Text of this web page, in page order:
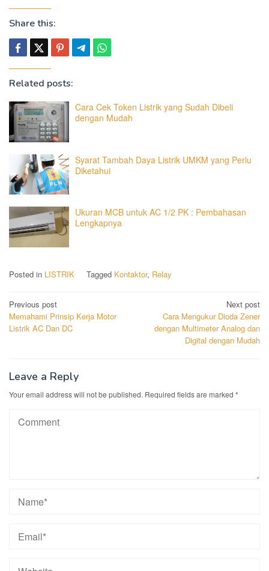
Share this:
Related posts:
Cara Cek Token Listrik yang Sudah Dibeli
dengan Mudah
Syarat Tambah Daya Listrik UMKM yang Perlu
Diketahui
Ukuran MCB untuk AC 1/2 PK : Pembahasan
Lengkapnya
Posted in LISTRIK Tagged Kontaktor, Relay
Post
navigation
Previous post
Memahami Prinsip Kerja Motor
Listrik AC Dan DC
Next post
Cara Mengukur Dioda Zener
dengan Multimeter Analog dan
Digital dengan Mudah
Leave a Reply
Your email address will not be published. Required fields are marked *